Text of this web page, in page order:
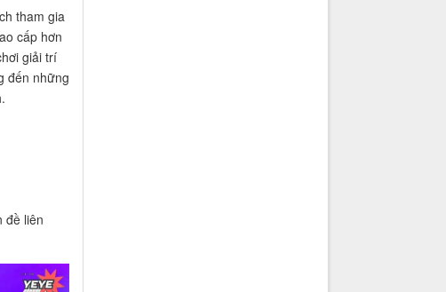
tham gia
cấp hơn
giải trí
đến những
đề liên